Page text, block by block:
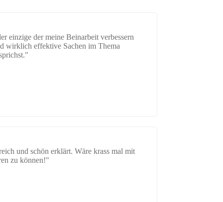
einzige der meine Beinarbeit verbessern
wirklich effektive Sachen im Thema
und schön erklärt. Wäre krass mal mit
zu können!"